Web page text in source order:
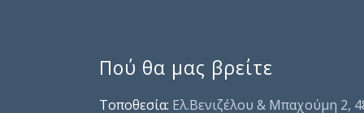
Πού θα μας βρείτε
Τοποθεσία: Ελ.Βενιζέλου & Μπαχούμη 2,